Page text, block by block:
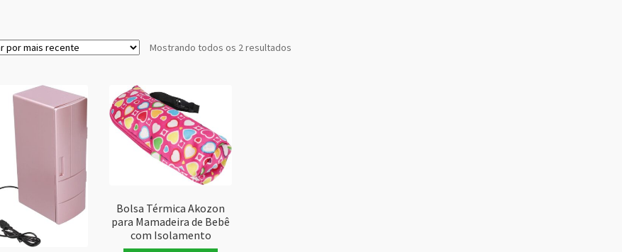
Mostrando todos os 2 resultadosClassificado
Bolsa Térmica Akozon
para Mamadeira de Bebê
com Isolamento